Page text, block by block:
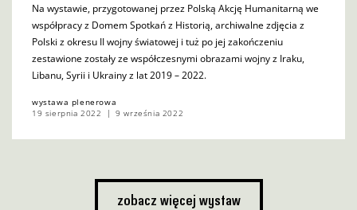
Na wystawie, przygotowanej przez Polską Akcję Humanitarną we
współpracy z Domem Spotkań z Historią, archiwalne zdjęcia z
Polski z okresu II wojny światowej i tuż po jej zakończeniu
zestawione zostały ze współczesnymi obrazami wojny z Iraku,
Libanu, Syrii i Ukrainy z lat 2019 – 2022.
wystawa plenerowa
19 sierpnia 2022
9 września 2022
zobacz więcej wystaw